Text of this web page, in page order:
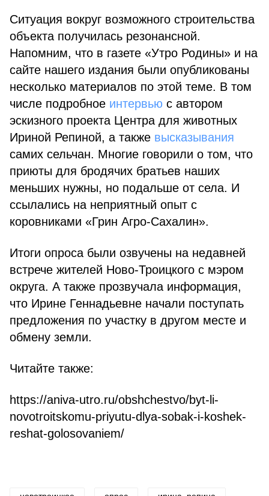
Ситуация вокруг возможного строительства
объекта получилась резонансной.
Напомним, что в газете «Утро Родины» и на
сайте нашего издания были опубликованы
несколько материалов по этой теме. В том
числе подробное интервью с автором
эскизного проекта Центра для животных
Ириной Репиной, а также высказывания
самих сельчан. Многие говорили о том, что
приюты для бродячих братьев наших
меньших нужны, но подальше от села. И
ссылались на неприятный опыт с
коровниками «Грин Агро-Сахалин».
Итоги опроса были озвучены на недавней
встрече жителей Ново-Троицкого с мэром
округа. А также прозвучала информация,
что Ирине Геннадьевне начали поступать
предложения по участку в другом месте и
обмену земли.
Читайте также:
https://aniva-utro.ru/obshchestvo/byt-li-
novotroitskomu-priyutu-dlya-sobak-i-koshek-
reshat-golosovaniem/